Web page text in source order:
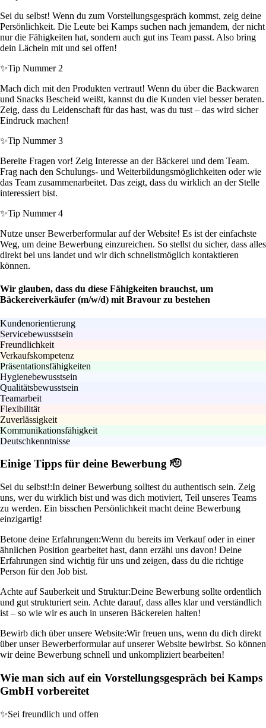
Sei du selbst! Wenn du zum Vorstellungsgespräch kommst, zeig deine
Persönlichkeit. Die Leute bei Kamps suchen nach jemandem, der nicht
nur die Fähigkeiten hat, sondern auch gut ins Team passt. Also bring
dein Lächeln mit und sei offen!
✨Tip Nummer 2
Mach dich mit den Produkten vertraut! Wenn du über die Backwaren
und Snacks Bescheid weißt, kannst du die Kunden viel besser beraten.
Zeig, dass du Leidenschaft für das hast, was du tust – das wird sicher
Eindruck machen!
✨Tip Nummer 3
Bereite Fragen vor! Zeig Interesse an der Bäckerei und dem Team.
Frag nach den Schulungs- und Weiterbildungsmöglichkeiten oder wie
das Team zusammenarbeitet. Das zeigt, dass du wirklich an der Stelle
interessiert bist.
✨Tip Nummer 4
Nutze unser Bewerberformular auf der Website! Es ist der einfachste
Weg, um deine Bewerbung einzureichen. So stellst du sicher, dass alles
direkt bei uns landet und wir dich schnellstmöglich kontaktieren
können.
Wir glauben, dass du diese Fähigkeiten brauchst, um
Bäckereiverkäufer (m/w/d) mit Bravour zu bestehen
Kundenorientierung
Servicebewusstsein
Freundlichkeit
Verkaufskompetenz
Präsentationsfähigkeiten
Hygienebewusstsein
Qualitätsbewusstsein
Teamarbeit
Flexibilität
Zuverlässigkeit
Kommunikationsfähigkeit
Deutschkenntnisse
Einige Tipps für deine Bewerbung 🫡
Sei du selbst!:In deiner Bewerbung solltest du authentisch sein. Zeig
uns, wer du wirklich bist und was dich motiviert, Teil unseres Teams
zu werden. Ein bisschen Persönlichkeit macht deine Bewerbung
einzigartig!
Betone deine Erfahrungen:Wenn du bereits im Verkauf oder in einer
ähnlichen Position gearbeitet hast, dann erzähl uns davon! Deine
Erfahrungen sind wichtig für uns und zeigen, dass du die richtige
Person für den Job bist.
Achte auf Sauberkeit und Struktur:Deine Bewerbung sollte ordentlich
und gut strukturiert sein. Achte darauf, dass alles klar und verständlich
ist – so wie wir es auch in unseren Bäckereien halten!
Bewirb dich über unsere Website:Wir freuen uns, wenn du dich direkt
über unser Bewerberformular auf unserer Website bewirbst. So können
wir deine Bewerbung schnell und unkompliziert bearbeiten!
Wie man sich auf ein Vorstellungsgespräch bei Kamps
GmbH vorbereitet
✨Sei freundlich und offen